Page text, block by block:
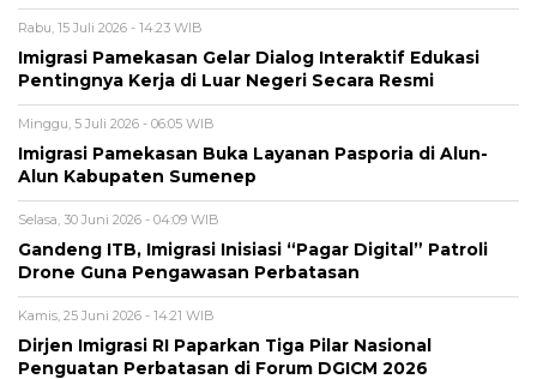
Rabu, 15 Juli 2026 - 14:23 WIB
Imigrasi Pamekasan Gelar Dialog Interaktif Edukasi
Pentingnya Kerja di Luar Negeri Secara Resmi
Minggu, 5 Juli 2026 - 06:05 WIB
Imigrasi Pamekasan Buka Layanan Pasporia di Alun-
Alun Kabupaten Sumenep
Selasa, 30 Juni 2026 - 04:09 WIB
Gandeng ITB, Imigrasi Inisiasi “Pagar Digital” Patroli
Drone Guna Pengawasan Perbatasan
Kamis, 25 Juni 2026 - 14:21 WIB
Dirjen Imigrasi RI Paparkan Tiga Pilar Nasional
Penguatan Perbatasan di Forum DGICM 2026